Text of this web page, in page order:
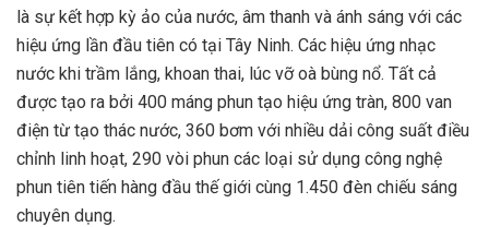
là sự kết hợp kỳ ảo của nước, âm thanh và ánh sáng với các
hiệu ứng lần đầu tiên có tại Tây Ninh. Các hiệu ứng nhạc
nước khi trầm lắng, khoan thai, lúc vỡ oà bùng nổ. Tất cả
được tạo ra bởi 400 máng phun tạo hiệu ứng tràn, 800 van
điện từ tạo thác nước, 360 bơm với nhiều dải công suất điều
chỉnh linh hoạt, 290 vòi phun các loại sử dụng công nghệ
phun tiên tiến hàng đầu thế giới cùng 1.450 đèn chiếu sáng
chuyên dụng.